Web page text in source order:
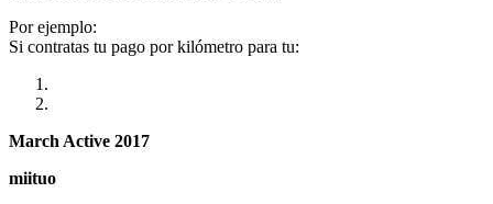
Por ejemplo:
Si contratas tu pago por kilómetro para tu:
March Active 2017
miituo